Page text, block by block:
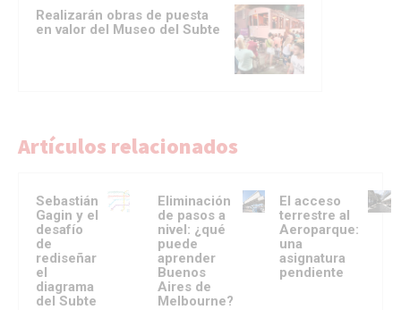
Realizarán obras de puesta
en valor del Museo del Subte
Artículos relacionados
Sebastián
Gagin y el
desafío
de
rediseñar
el
diagrama
del Subte
Eliminación
de pasos a
nivel: ¿qué
puede
aprender
Buenos
Aires de
Melbourne?
El acceso
terrestre al
Aeroparque:
una
asignatura
pendiente